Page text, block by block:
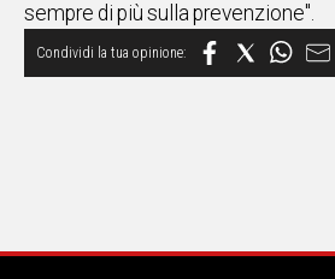
sempre di più sulla prevenzione".